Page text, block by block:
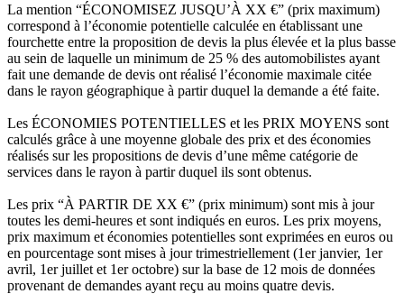
La mention “ÉCONOMISEZ JUSQU’À XX €” (prix maximum)
correspond à l’économie potentielle calculée en établissant une
fourchette entre la proposition de devis la plus élevée et la plus basse
au sein de laquelle un minimum de 25 % des automobilistes ayant
fait une demande de devis ont réalisé l’économie maximale citée
dans le rayon géographique à partir duquel la demande a été faite.
Les ÉCONOMIES POTENTIELLES et les PRIX MOYENS sont
calculés grâce à une moyenne globale des prix et des économies
réalisés sur les propositions de devis d’une même catégorie de
services dans le rayon à partir duquel ils sont obtenus.
Les prix “À PARTIR DE XX €” (prix minimum) sont mis à jour
toutes les demi-heures et sont indiqués en euros. Les prix moyens,
prix maximum et économies potentielles sont exprimées en euros ou
en pourcentage sont mises à jour trimestriellement (1er janvier, 1er
avril, 1er juillet et 1er octobre) sur la base de 12 mois de données
provenant de demandes ayant reçu au moins quatre devis.